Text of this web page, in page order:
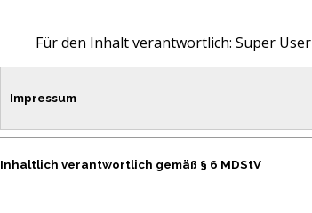
Für den Inhalt verantwortlich: Super User
Impressum
Inhaltlich verantwortlich gemäß § 6 MDStV